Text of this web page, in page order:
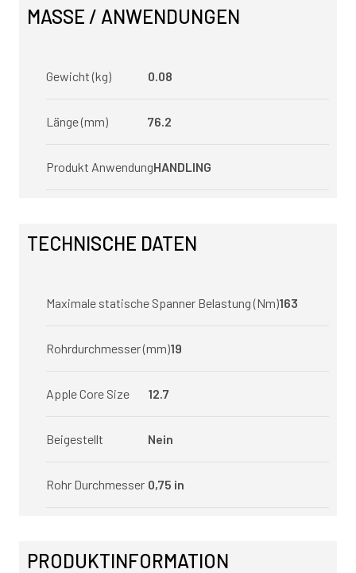
MASSE / ANWENDUNGEN
Gewicht (kg) 0.08
Länge (mm) 76.2
Produkt AnwendungHANDLING
TECHNISCHE DATEN
Maximale statische Spanner Belastung (Nm)163
Rohrdurchmesser (mm)19
Apple Core Size 12.7
Beigestellt Nein
Rohr Durchmesser 0,75 in
PRODUKTINFORMATION